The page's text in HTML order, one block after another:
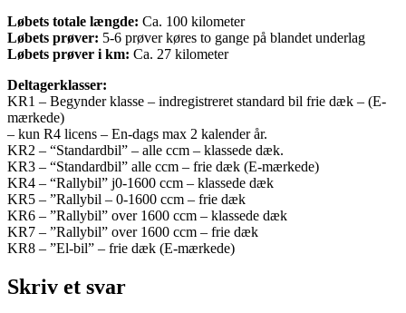
Løbets totale længde: Ca. 100 kilometer
Løbets prøver: 5-6 prøver køres to gange på blandet underlag
Løbets prøver i km: Ca. 27 kilometer
Deltagerklasser:
KR1 – Begynder klasse – indregistreret standard bil frie dæk – (E-
mærkede)
– kun R4 licens – En-dags max 2 kalender år.
KR2 – “Standardbil” – alle ccm – klassede dæk.
KR3 – “Standardbil” alle ccm – frie dæk (E-mærkede)
KR4 – “Rallybil” j0-1600 ccm – klassede dæk
KR5 – ”Rallybil – 0-1600 ccm – frie dæk
KR6 – ”Rallybil” over 1600 ccm – klassede dæk
KR7 – ”Rallybil” over 1600 ccm – frie dæk
KR8 – ”El-bil” – frie dæk (E-mærkede)
Skriv et svar